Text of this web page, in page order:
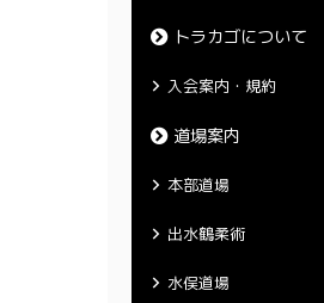
トラカゴについて
入会案内・規約
道場案内
本部道場
出水鶴柔術
水俣道場